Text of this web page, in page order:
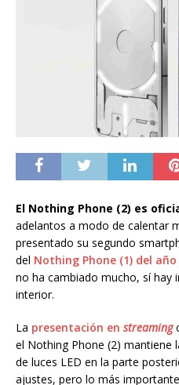
El Nothing Phone (2) es
adelantos a modo de calentar
presentado su segundo
del Nothing Phone (1) del
no ha cambiado mucho, sí hay
interior.
La presentación en streaming
el Nothing Phone (2) mantiene
de luces LED en la parte
ajustes, pero lo más